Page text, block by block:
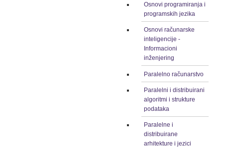
Osnovi programiranja i
programskih jezika
Osnovi računarske
inteligencije -
Informacioni
inženjering
Paralelno računarstvo
Paralelni i distribuirani
algoritmi i strukture
podataka
Paralelne i
distribuirane
arhitekture i jezici